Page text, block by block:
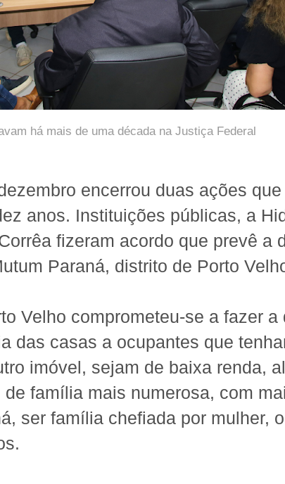
há mais de uma década na Justiça Federal
encerrou duas ações
anos. Instituições públicas, a
fizeram acordo que prevê a
Paraná, distrito de Porto
Velho comprometeu-se a fazer a
das casas a ocupantes que
imóvel, sejam de baixa renda,
família mais numerosa, com
ser família chefiada por mulher,